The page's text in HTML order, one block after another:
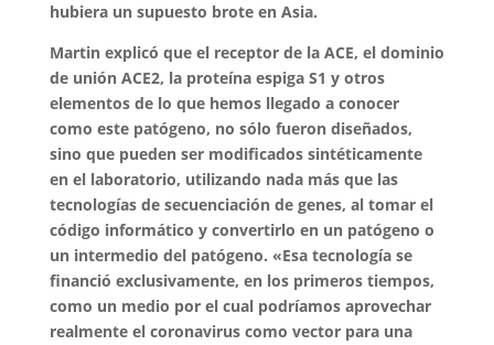
hubiera un supuesto brote en Asia.
Martin explicó que el receptor de la ACE, el dominio
de unión ACE2, la proteína espiga S1 y otros
elementos de lo que hemos llegado a conocer
como este patógeno, no sólo fueron diseñados,
sino que pueden ser modificados sintéticamente
en el laboratorio, utilizando nada más que las
tecnologías de secuenciación de genes, al tomar el
código informático y convertirlo en un patógeno o
un intermedio del patógeno. «Esa tecnología se
financió exclusivamente, en los primeros tiempos,
como un medio por el cual podríamos aprovechar
realmente el coronavirus como vector para una